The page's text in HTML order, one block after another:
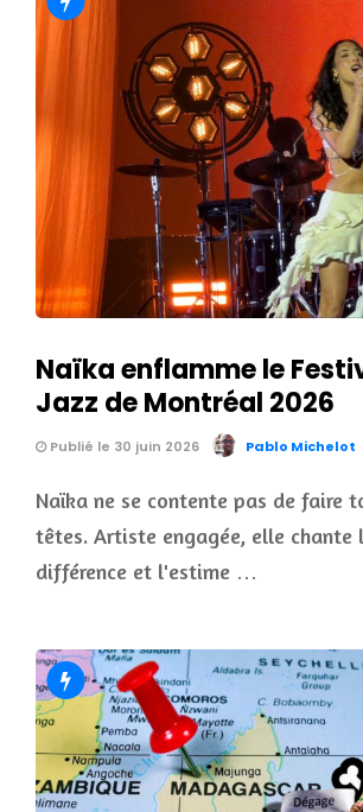
Naïka enflamme le
Jazz de Montréal 2026
Publié le 30 juin 2026 Pablo Michelot
Naïka ne se contente pas de faire
têtes. Artiste engagée, elle
différence et l'estime …